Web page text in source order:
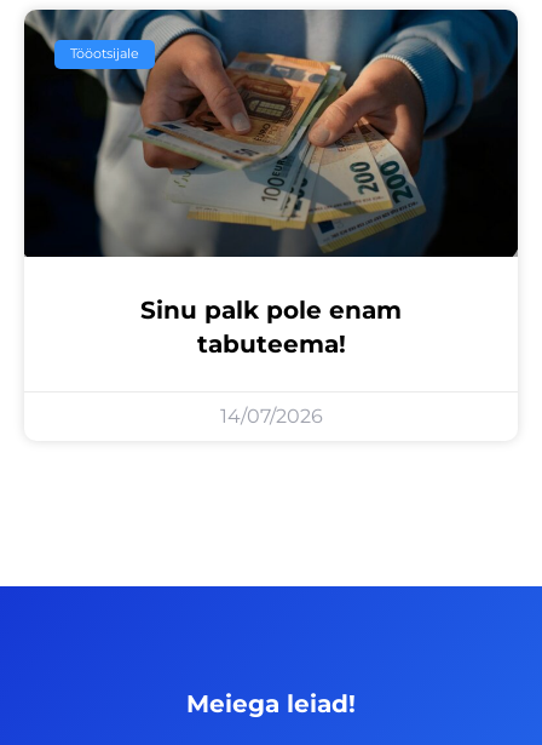
Tööotsijale
Sinu palk pole enam
tabuteema!
14/07/2026
Meiega leiad!